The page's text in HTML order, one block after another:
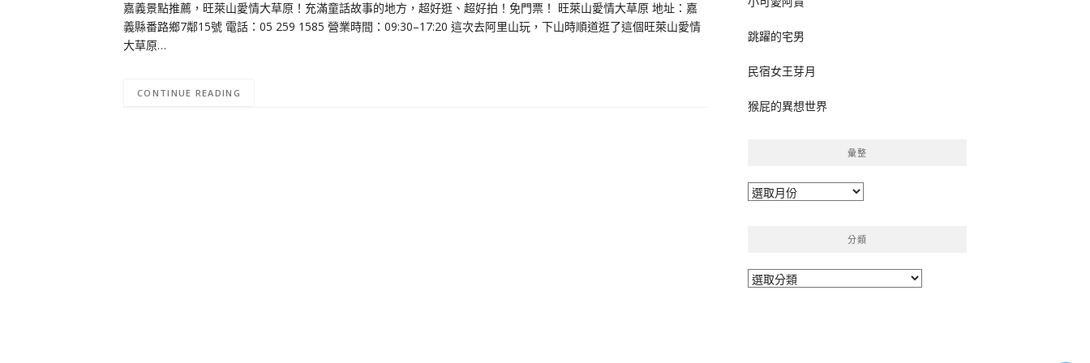
嘉義景點推薦，旺萊山愛情大草原！充滿童話故事的地方，超好逛、超好拍！免門票！ 旺萊山愛情大草原 地址：嘉
義縣番路鄉7鄰15號 電話：05 259 1585 營業時間：09:30–17:20 這次去阿里山玩，下山時順道逛了這個旺萊山愛情
大草原…
CONTINUE READING
跳躍的宅男
民宿女王芽月
猴屁的異想世界
彙整
彙
分類
分